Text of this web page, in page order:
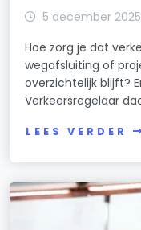
5 december 2025
Hoe zorg je dat
wegafsluiting of
overzichtelijk blijft?
Verkeersregelaar
LEES VERDER